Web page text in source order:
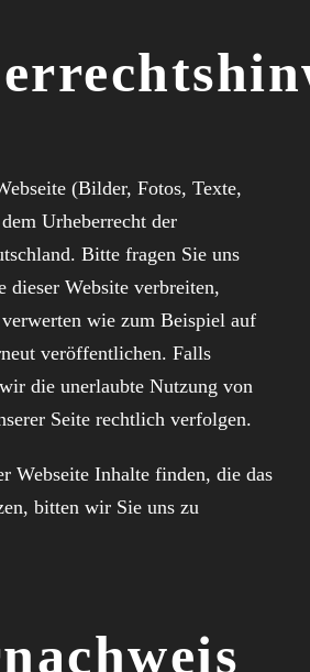
(Bilder, Fotos, Texte,
Urheberrecht der
Bitte fragen Sie uns
dieser Website verbreiten,
wie zum Beispiel auf
veröffentlichen. Falls
die unerlaubte Nutzung von
Seite rechtlich verfolgen.
Webseite Inhalte finden, die das
bitten wir Sie uns zu